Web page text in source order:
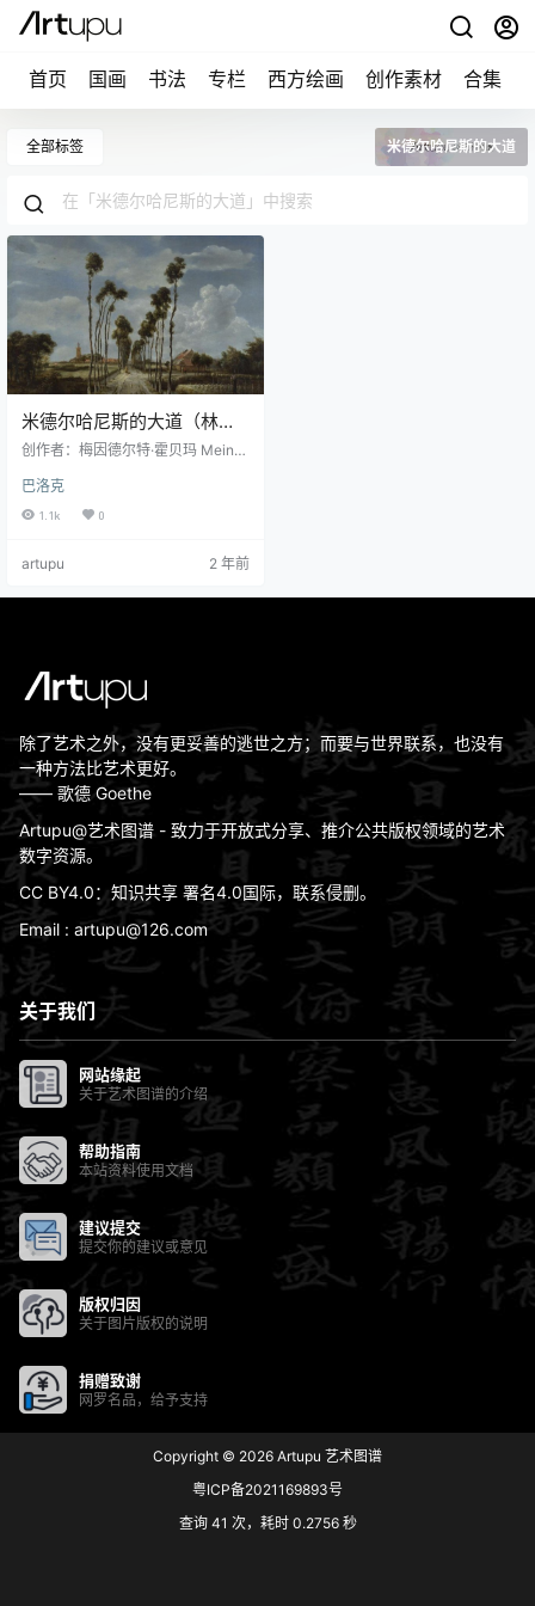
首页 国画 书法 专栏 西方绘画 创作素材 合集
全部标签 米德尔哈尼斯的大道
米德尔哈尼斯的大道（林荫
道）
创作者：梅因德尔特·霍贝玛 Meind
26 像素作品名称：The Avenue at
Middelharnis中文名称：米德尔哈
材质：布面油画实际尺寸： 104 × 1
信息：Public Domain（公有領域）
巴洛克
1.1k 0
artupu 2 年前
除了艺术之外，没有更妥善的逃世之方；而要与世界联系，也没有
一种方法比艺术更好。
—— 歌德 Goethe
Artupu@艺术图谱 - 致力于开放式分享、推介公共版权领域的艺术
数字资源。
CC BY4.0：知识共享 署名4.0国际，联系侵删。
Email : artupu@126.com
关于我们
网站缘起
关于艺术图谱的介绍
帮助指南
本站资料使用文档
建议提交
提交你的建议或意见
版权归因
关于图片版权的说明
捐赠致谢
网罗名品，给予支持
Copyright © 2026 Artupu 艺术图谱
粤ICP备2021169893号
查询 41 次，耗时 0.2756 秒